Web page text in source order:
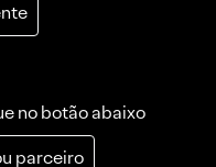
no botão abaixo
parceiro